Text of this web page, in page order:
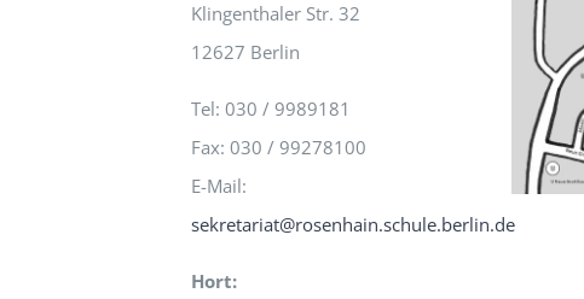
Klingenthaler Str. 32
12627 Berlin
Tel: 030 / 9989181
Fax: 030 / 99278100
E-Mail:
sekretariat@rosenhain.schule.berlin.de
Hort: